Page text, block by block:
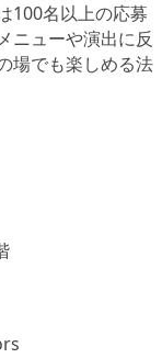
100名以上の応募
ニューや演出に反
場でも楽しめる法